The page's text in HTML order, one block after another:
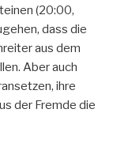
(20:00,
dass die
aus dem
Aber auch
ihre
der Fremde die